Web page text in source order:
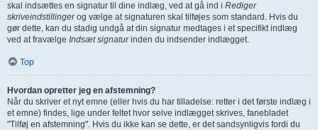
skal indsættes en signatur til dine indlæg, ved at gå ind i Rediger
skriveindstillingerog vælge at signaturen skal tilføjes som standard. Hvis du
gør dette, kan du stadig undgå at din signatur medtages i et specifikt indlæg
ved at fravælge Indsæt signaturinden du indsender indlægget.
Top
Hvordan opretter jeg en afstemning?
Når du skriver et nyt emne (eller hvis du har tilladelse: retter i det første indlæg i
et emne) findes, lige under feltet hvor selve indlægget skrives, fanebladet
"Tilføj en afstemning". Hvis du ikke kan se dette, er det sandsynligvis fordi du